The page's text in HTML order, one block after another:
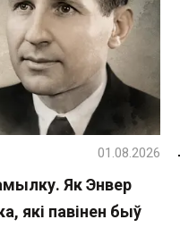
Як Энвер
які павінен быў
01.08.2026